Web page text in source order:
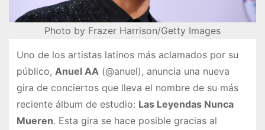
Photo by Frazer Harrison/Getty Images
Uno de los artistas latinos más aclamados por su
público, Anuel AA(@anuel), anuncia una nueva
gira de conciertos que lleva el nombre de su más
reciente álbum de estudio: Las Leyendas Nunca
Mueren. Esta gira se hace posible gracias al